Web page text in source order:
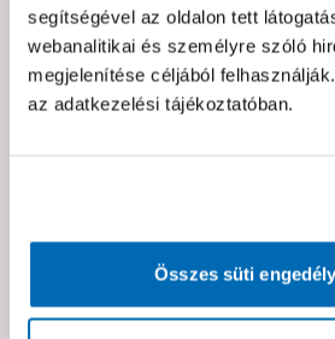
segítségével az oldalon tett
webanalitikai és személyre szóló
megjelenítése céljából
az adatkezelési tájékoztatóban.
Összes süti
Hibát találtál az oldalon vagy a
Kérjük jelezd